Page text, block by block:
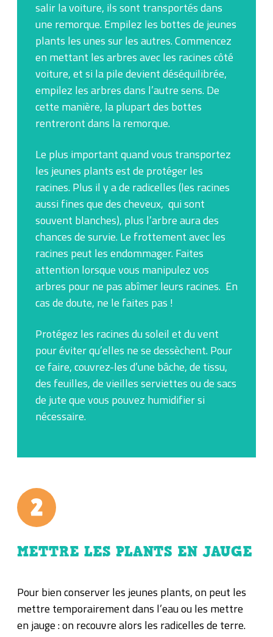
salir la voiture, ils sont transportés dans
une remorque. Empilez les bottes de jeunes
plants les unes sur les autres. Commencez
en mettant les arbres avec les racines côté
voiture, et si la pile devient déséquilibrée,
empilez les arbres dans l’autre sens. De
cette manière, la plupart des bottes
rentreront dans la remorque.
Le plus important quand vous transportez
les jeunes plants est de protéger les
racines. Plus il y a de radicelles (les racines
aussi fines que des cheveux, qui sont
souvent blanches), plus l’arbre aura des
chances de survie. Le frottement avec les
racines peut les endommager. Faites
attention lorsque vous manipulez vos
arbres pour ne pas abîmer leurs racines. En
cas de doute, ne le faites pas !
Protégez les racines du soleil et du vent
pour éviter qu’elles ne se dessèchent. Pour
ce faire, couvrez-les d’une bâche, de tissu,
des feuilles, de vieilles serviettes ou de sacs
de jute que vous pouvez humidifier si
nécessaire.
METTRE LES PLANTS EN JAUGE
Pour bien conserver les jeunes plants, on peut les
mettre temporairement dans l’eau ou les mettre
en jauge : on recouvre alors les radicelles de terre.